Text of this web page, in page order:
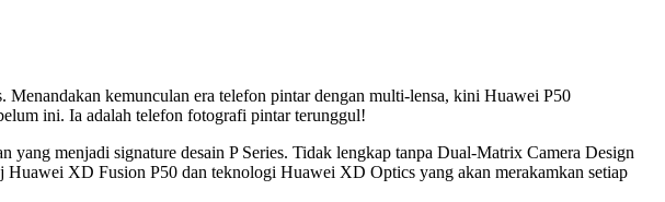
kemunculan era telefon pintar dengan multi-lensa, kini Huawei P50
ini. Ia adalah telefon fotografi pintar terunggul!
yang menjadi signature desain P Series. Tidak lengkap tanpa Dual-Matrix Camera Design
Huawei XD Fusion P50 dan teknologi Huawei XD Optics yang akan merakamkan setiap